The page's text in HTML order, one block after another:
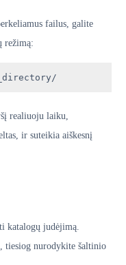
failus, galite
režimą:
realiuoju laiku,
ir suteikia aiškesnį
katalogų judėjimą.
tiesiog nurodykite šaltinio